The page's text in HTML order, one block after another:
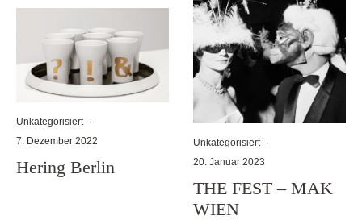
Unkategorisiert ·
7. Dezember 2022
Hering Berlin
Unkategorisiert ·
20. Januar 2023
THE FEST – MAK
WIEN